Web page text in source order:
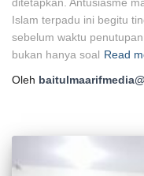
ditetapkan. Antusiasme
Islam terpadu ini begitu
sebelum waktu
bukan hanya soal Read
Oleh